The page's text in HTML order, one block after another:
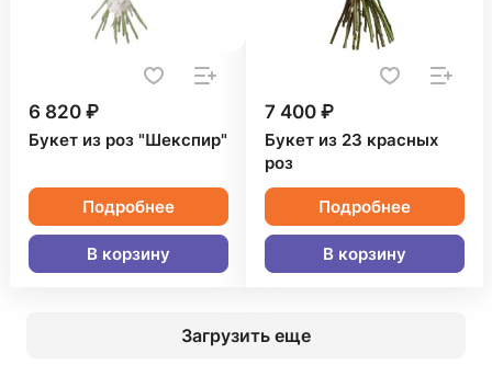
6 820 ₽
Букет из роз "Шекспир"
Подробнее
В корзину
7 400 ₽
Букет из 23 красных
роз
Подробнее
В корзину
Загрузить еще